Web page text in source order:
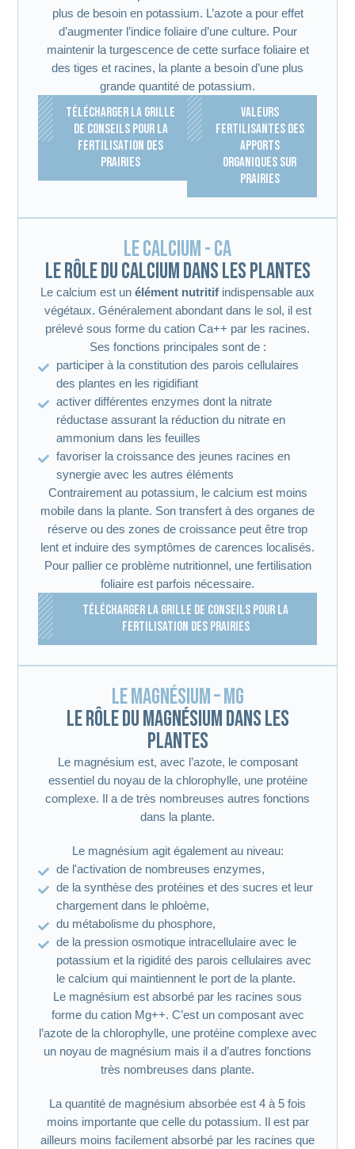
plus de besoin en potassium. L’azote a pour effet
d’augmenter l’indice foliaire d’une culture. Pour
maintenir la turgescence de cette surface foliaire et
des tiges et racines, la plante a besoin d’une plus
grande quantité de potassium.
TÉLÉCHARGER LA GRILLE
DE CONSEILS POUR LA
FERTILISATION DES
PRAIRIES
VALEURS
FERTILISANTES DES
APPORTS
ORGANIQUES SUR
PRAIRIES
Le calcium - Ca
Le rôle du calcium dans les plantes
Le calcium est un élément nutritif indispensable aux
végétaux. Généralement abondant dans le sol, il est
prélevé sous forme du cation Ca++ par les racines.
Ses fonctions principales sont de :
participer à la constitution des parois cellulaires
des plantes en les rigidifiant
activer différentes enzymes dont la nitrate
réductase assurant la réduction du nitrate en
ammonium dans les feuilles
favoriser la croissance des jeunes racines en
synergie avec les autres éléments
Contrairement au potassium, le calcium est moins
mobile dans la plante. Son transfert à des organes de
réserve ou des zones de croissance peut être trop
lent et induire des symptômes de carences localisés.
Pour pallier ce problème nutritionnel, une fertilisation
foliaire est parfois nécessaire.
TÉLÉCHARGER LA GRILLE DE CONSEILS POUR LA
FERTILISATION DES PRAIRIES
Le magnésium – Mg
Le rôle du magnésium dans les
plantes
Le magnésium est, avec l’azote, le composant
essentiel du noyau de la chlorophylle, une protéine
complexe. Il a de très nombreuses autres fonctions
dans la plante.
Le magnésium agit également au niveau:
de l'activation de nombreuses enzymes,
de la synthèse des protéines et des sucres et leur
chargement dans le phloème,
du métabolisme du phosphore,
de la pression osmotique intracellulaire avec le
potassium et la rigidité des parois cellulaires avec
le calcium qui maintiennent le port de la plante.
Le magnésium est absorbé par les racines sous
forme du cation Mg++. C’est un composant avec
l’azote de la chlorophylle, une protéine complexe avec
un noyau de magnésium mais il a d’autres fonctions
très nombreuses dans plante.
La quantité de magnésium absorbée est 4 à 5 fois
moins importante que celle du potassium. Il est par
ailleurs moins facilement absorbé par les racines que